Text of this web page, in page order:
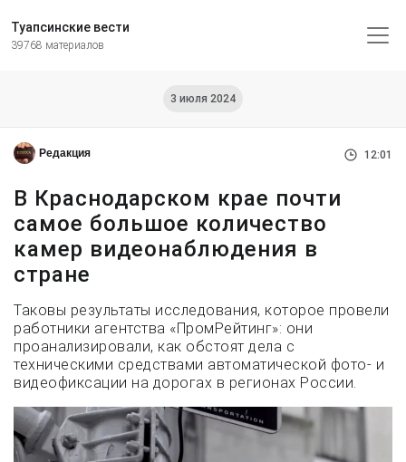
Туапсинские вести
39768 материалов
3 июля 2024
Редакция 12:01
В Краснодарском крае почти
самое большое количество
камер видеонаблюдения в
стране
Таковы результаты исследования, которое провели
работники агентства «ПромРейтинг»: они
проанализировали, как обстоят дела с
техническими средствами автоматической фото- и
видеофиксации на дорогах в регионах России.